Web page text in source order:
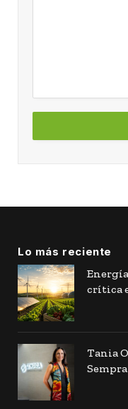
Lo más reciente
crítica
Tania